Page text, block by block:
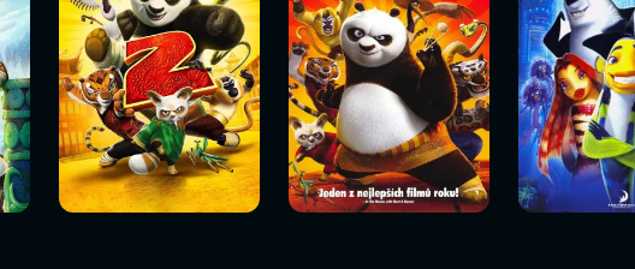
Sledovat
nyní
Sledovat nyní
Sledovat
nyní
Sledovat nyní
Sledovat
nyní
Sledovat nyní